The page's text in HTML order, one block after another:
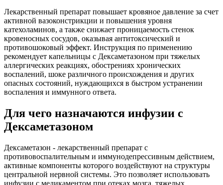
Лекарственный препарат повышает кровяное давление за счет
активной вазоконстрикции и повышения уровня
катехоламинов, а также снижает проницаемость стенок
кровеносных сосудов, оказывая антитоксический и
противошоковый эффект. Инструкция по применению
рекомендует капельницы с Дексаметазоном при тяжелых
аллергических реакциях, обострениях хронических
воспалений, шоке различного происхождения и других
опасных состояний, нуждающихся в быстром устранении
воспаления и иммунного ответа.
Для чего назначаются инфузии с
Дексаметазоном
Дексаметазон - лекарственный препарат с
противовоспалительным и иммунодепрессивным действием,
активные компоненты которого воздействуют на структуры
центральной нервной системы. Это позволяет использовать
инфузии с медикаментом при отеках мозга, тяжелых